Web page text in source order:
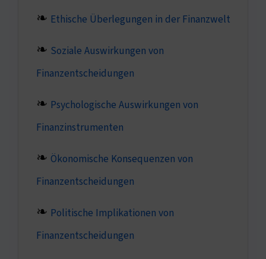
Ethische Überlegungen in der Finanzwelt
Soziale Auswirkungen von
Finanzentscheidungen
Psychologische Auswirkungen von
Finanzinstrumenten
Ökonomische Konsequenzen von
Finanzentscheidungen
Politische Implikationen von
Finanzentscheidungen